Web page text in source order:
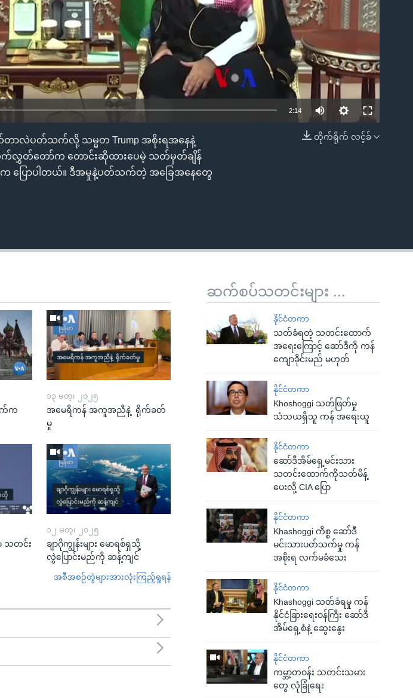
EMBED
2:14
တိုက်ရိုက် လင့်ခ်
ာလဲပတ်သက်လို့ သမ္မတ Trump အစိုးရအနေနဲ့
ထက်လွှတ်တော်က တောင်းဆိုထားပေမဲ့ သတ်မှတ်ချိန်
ာနက ပြောပါတယ်။ ဒီအမှုနဲ့ပတ်သက်တဲ့ အခြေအနေတွေ
ဆက်စပ်သတင်းများ ...
နိုင်ငံတကာ
သတ်ခံရတဲ့ သတင်းထောက်
အရေးကြောင့် ဆော်ဒီကို ကန်
ကျောခိုင်းမည် မဟုတ်
နိုင်ငံတကာ
Khoshoggi သတ်ဖြတ်မှု
သံသယရှိသူ ကန် အရေးယူ
နိုင်ငံတကာ
ဆော်ဒီအိမ်ရှေ့မင်းသား
သတင်းထောက်ကိုသတ်မိန့်
ပေးလို့ CIA ပြော
နိုင်ငံတကာ
Khashoggi ကိစ္စ ဆော်ဒီ
မင်းသားပတ်သက်မှု ကန်
အစိုးရ လက်မခံသေး
နိုင်ငံတကာ
Khashoggi သတ်ခံရမှု ကန်
နိုင်ငံခြားရေးဝန်ကြီး ဆော်ဒီ
အိမ်ရှေ့စံနဲ့ ဆွေးနွေး
နိုင်ငံတကာ
ကမ္ဘာ့တဝန်း သတင်းသမား
တွေ လုံခြုံရေး
က်က
၁၃ မတ္၊ ၂၀၂၅
အမေရိကန် အကူအညီနဲ့ ရိုက်ခတ်
မှု
သတင်း
၁၂ မတ္၊ ၂၀၂၅
ချာဂိုကျွန်းများ မောရစ်ရှသို့
လွှဲပြောင်းမည်ကို ဆန့်ကျင်
အစီအစဉ်တွဲများအားလုံးကြည့်ရှုရန်